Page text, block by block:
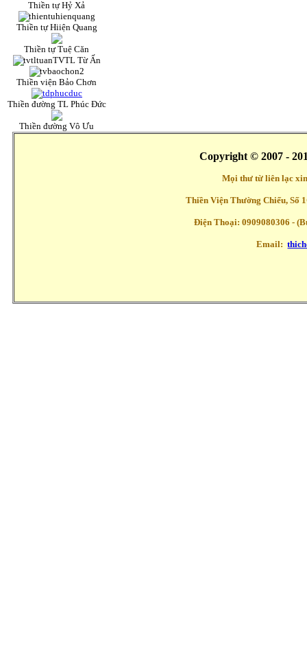
Thiền tự Hỷ Xả
Thiền tự Hiiện Quang
Thiền tự Tuệ Căn
TVTL Từ Ấn
Thiền viện Bảo Chơn
Thiền đường TL Phúc Đức
Thiền đường Vô Ưu
Copyright © 2007 -
Mọi thư từ liên lạc
Thiền Viện Thường Chiếu, Số
Điện Thoại: 0909080306 -
Email: